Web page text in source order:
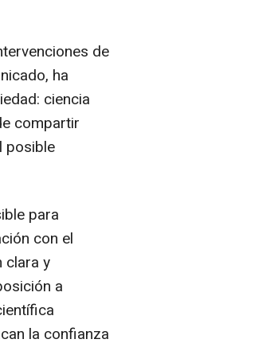
de
ha
ciencia
compartir
posible
para
con el
clara y
a
la confianza